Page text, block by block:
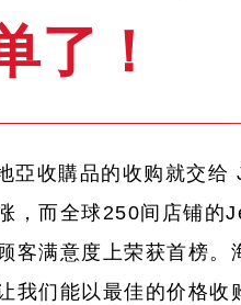
了！
亞收購品的收购就交
，而全球250间店铺的
客满意度上荣获首榜。
我们能以最佳的价格